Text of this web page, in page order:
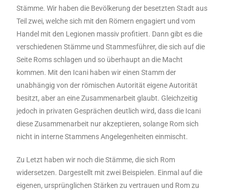
Stämme. Wir haben die Bevölkerung der besetzten Stadt aus
Teil zwei, welche sich mit den Römern engagiert und vom
Handel mit den Legionen massiv profitiert. Dann gibt es die
verschiedenen Stämme und Stammesführer, die sich auf die
Seite Roms schlagen und so überhaupt an die Macht
kommen. Mit den Icani haben wir einen Stamm der
unabhängig von der römischen Autorität eigene Autorität
besitzt, aber an eine Zusammenarbeit glaubt. Gleichzeitig
jedoch in privaten Gesprächen deutlich wird, dass die Icani
diese Zusammenarbeit nur akzeptieren, solange Rom sich
nicht in interne Stammens Angelegenheiten einmischt.
Zu Letzt haben wir noch die Stämme, die sich Rom
widersetzen. Dargestellt mit zwei Beispielen. Einmal auf die
eigenen, ursprünglichen Stärken zu vertrauen und Rom zu